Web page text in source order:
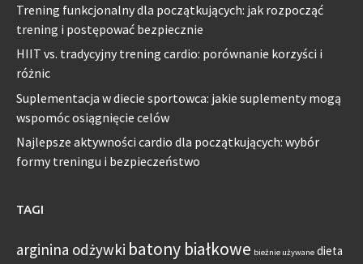
Trening funkcjonalny dla początkujących: jak rozpocząć
trening i postępować bezpiecznie
HIIT vs. tradycyjny trening cardio: porównanie korzyści i
różnic
Suplementacja w diecie sportowca: jakie suplementy mogą
wspomóc osiągnięcie celów
Najlepsze aktywności cardio dla początkujących: wybór
formy treningu i bezpieczeństwo
TAGI
arginina odżywki batony białkowe bieżnie używane dieta